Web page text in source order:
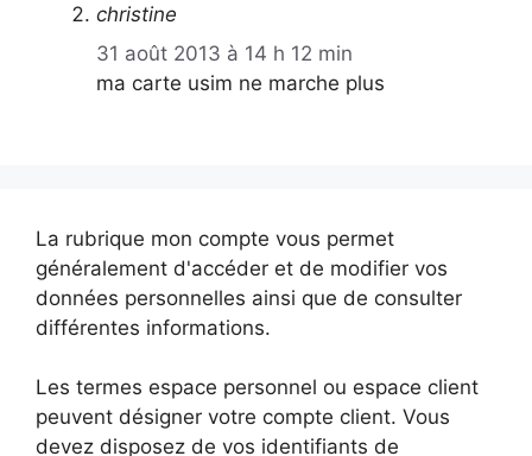
christine
31 août 2013 à 14 h 12 min
ma carte usim ne marche plus
La rubrique mon compte vous permet
généralement d'accéder et de modifier vos
données personnelles ainsi que de consulter
différentes informations.
Les termes espace personnel ou espace client
peuvent désigner votre compte client. Vous
devez disposez de vos identifiants de